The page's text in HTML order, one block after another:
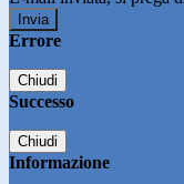
Errore
Chiudi
Successo
Chiudi
Informazione